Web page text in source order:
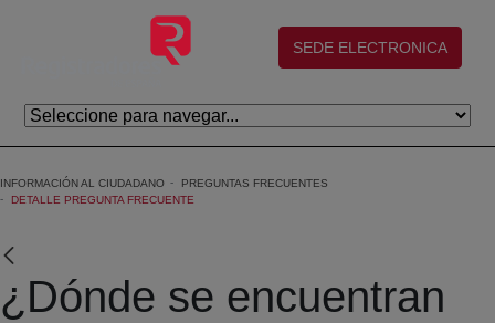
Saltar al contenido principal
(abre en nueva ventana)
SEDE ELECTRONICA
INFORMACIÓN AL CIUDADANO
PREGUNTAS FRECUENTES
DETALLE PREGUNTA FRECUENTE
¿Dónde se encuentran